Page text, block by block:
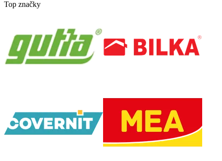
Top značky